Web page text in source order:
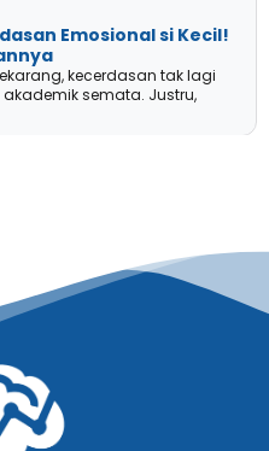
Emosional si Kecil!
kecerdasan tak lagi
semata. Justru,